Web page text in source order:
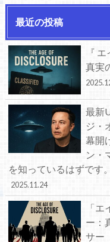
最近の投稿
『
真実
最新
ジ・
幕開
ン・
を知っているはずです
2025.11.24
「
ー：
サー